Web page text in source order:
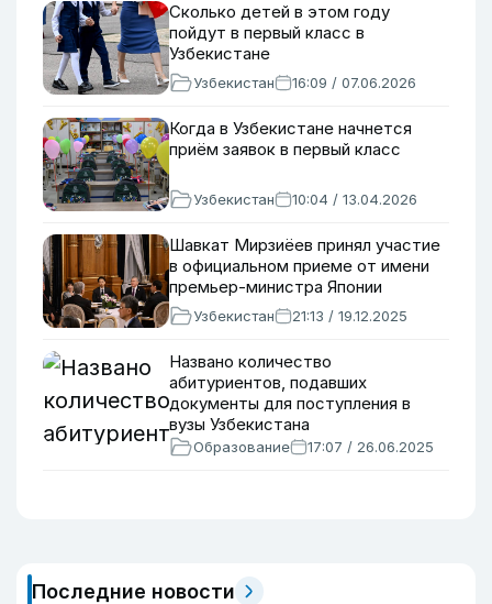
Сколько детей в этом году
пойдут в первый класс в
Узбекистане
Узбекистан 16:09 / 07.06.2026
Когда в Узбекистане начнется
приём заявок в первый класс
Узбекистан 10:04 / 13.04.2026
Шавкат Мирзиёев принял участие
в официальном приеме от имени
премьер-министра Японии
Узбекистан 21:13 / 19.12.2025
Названо количество
абитуриентов, подавших
документы для поступления в
вузы Узбекистана
Образование 17:07 / 26.06.2025
Последние новости